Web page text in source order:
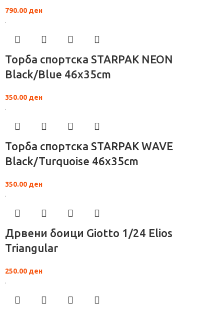
790.00 ден
Торба спортска STARPAK NEON
Black/Blue 46х35cm
350.00 ден
Торба спортска STARPAK WAVE
Black/Turquoise 46х35cm
350.00 ден
Дрвени боици Giotto 1/24 Elios
Triangular
250.00 ден